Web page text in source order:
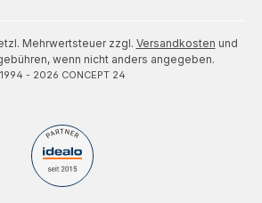
Mehrwertsteuer zzgl. Versandkosten und
wenn nicht anders angegeben.
1994 - 2026 CONCEPT 24